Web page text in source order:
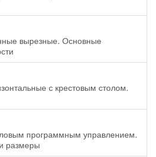
вырезные. Основные
с крестовым столом.
программным управлением.
размеры